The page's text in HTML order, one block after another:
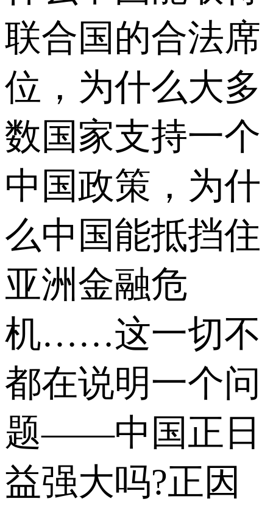
联合国的合法席
位，为什么大多
数国家支持一个
中国政策，为什
么中国能抵挡住
亚洲金融危
机……这一切不
都在说明一个问
题——中国正日
益强大吗?正因